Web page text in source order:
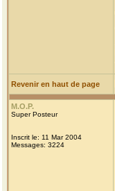
Revenir en haut de page
M.O.P.
Super Posteur
Inscrit le: 11 Mar 2004
Messages: 3224